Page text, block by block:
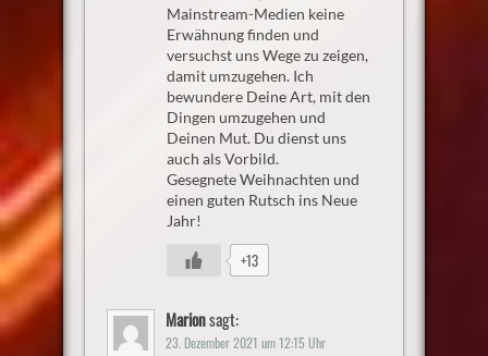
Mainstream-Medien keine
Erwähnung finden und
versuchst uns Wege zu zeigen,
damit umzugehen. Ich
bewundere Deine Art, mit den
Dingen umzugehen und
Deinen Mut. Du dienst uns
auch als Vorbild.
Gesegnete Weihnachten und
einen guten Rutsch ins Neue
Jahr!
+13
Marionsagt:
23. Dezember 2021 um 12:15 Uhr